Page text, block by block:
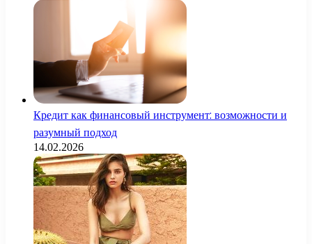
Кредит как финансовый инструмент: возможности и
разумный подход
14.02.2026